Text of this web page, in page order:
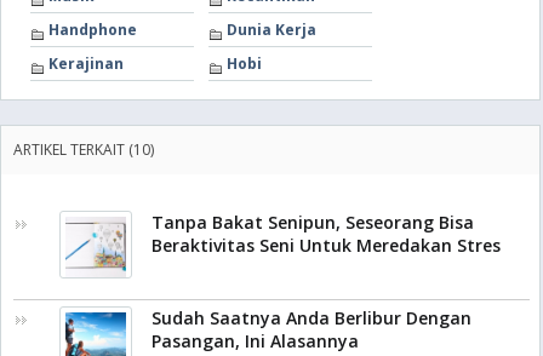
Handphone
Dunia Kerja
Kerajinan
Hobi
ARTIKEL TERKAIT (10)
Tanpa Bakat Senipun, Seseorang Bisa
Beraktivitas Seni Untuk Meredakan Stres
Sudah Saatnya Anda Berlibur Dengan
Pasangan, Ini Alasannya